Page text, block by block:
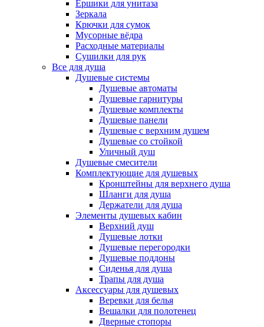
Ершики для унитаза
Зеркала
Крючки для сумок
Мусорные вёдра
Расходные материалы
Сушилки для рук
Все для душа
Душевые системы
Душевые автоматы
Душевые гарнитуры
Душевые комплекты
Душевые панели
Душевые с верхним душем
Душевые со стойкой
Уличный душ
Душевые смесители
Комплектующие для душевых
Кронштейны для верхнего душа
Шланги для душа
Держатели для душа
Элементы душевых кабин
Верхний душ
Душевые лотки
Душевые перегородки
Душевые поддоны
Сиденья для душа
Трапы для душа
Аксессуары для душевых
Веревки для белья
Вешалки для полотенец
Дверные стопоры